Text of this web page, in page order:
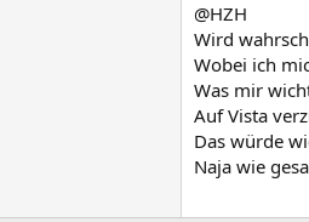
@HZH
Wird
Wobei ich
Was mir
Auf Vista
Das würde
Naja wie